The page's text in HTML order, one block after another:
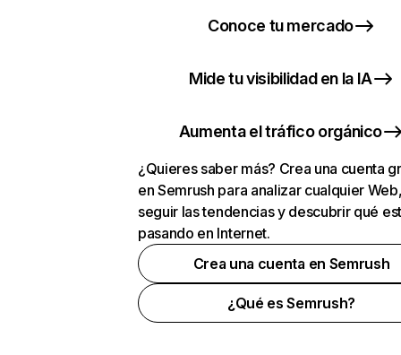
Conoce tu mercado
Mide tu visibilidad en la IA
Aumenta el tráfico orgánico
¿Quieres saber más? Crea una cuenta
en Semrush para analizar cualquier
seguir las tendencias y descubrir qué
pasando en Internet.
Crea una cuenta en Semrush
¿Qué es Semrush?